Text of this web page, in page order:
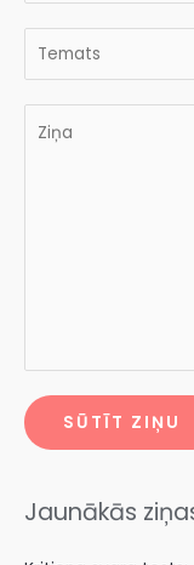
SŪTĪT ZIŅU
Jaunākās